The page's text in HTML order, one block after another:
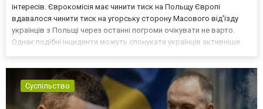
інтересів. Єврокомісія має чинити тиск на Польщу Європі
вдавалося чинити тиск на угорську сторону Масового від'їзду
українців з Польщі через останні погроми очікувати не варто.
Однак подібні інциденти можуть спонукати українців активніше
Суспільство